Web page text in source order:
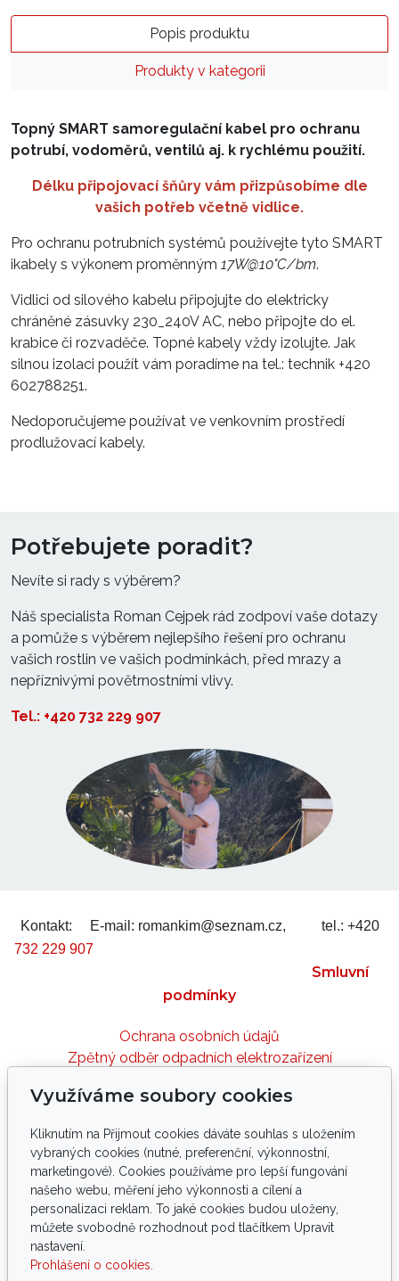
Popis produktu
Produkty v kategorii
Topný SMART samoregulační kabel pro ochranu
potrubí, vodoměrů, ventilů aj. k rychlému použití.
Délku připojovací šňůry vám přizpůsobíme dle
vašich potřeb včetně vidlice.
Pro ochranu potrubních systémů používejte tyto SMART
ikabely s výkonem proměnným 17W@10°C/bm.
Vidlici od silového kabelu připojujte do elektricky
chráněné zásuvky 230_240V AC, nebo připojte do el.
krabice či rozvaděče. Topné kabely vždy izolujte. Jak
silnou izolaci použít vám poradíme na tel.: technik +420
602788251.
Nedoporučujeme používat ve venkovním prostředí
prodlužovací kabely.
Potřebujete poradit?
Nevíte si rady s výběrem?
Náš specialista Roman Cejpek rád zodpoví vaše dotazy
a pomůže s výběrem nejlepšího řešení pro ochranu
vašich rostlin ve vašich podmínkách, před mrazy a
nepříznivými povětrnostními vlivy.
Tel.: +420 732 229 907
Kontakt: E-mail: romankim@seznam.cz, tel.: +420
732 229 907
Smluvní
podmínky
Ochrana osobních údajů
Zpětný odběr odpadních elektrozařízení
Sledujte nás
Tento web byl vyvinut ve spolupráci s
palmology, arboristy, elektro a IT techniky.
Využíváme soubory cookies
Kliknutím na Přijmout cookies dáváte souhlas s uložením
vybraných cookies (nutné, preferenční, výkonnostní,
marketingové). Cookies používáme pro lepší fungování
našeho webu, měření jeho výkonnosti a cílení a
personalizaci reklam. To jaké cookies budou uloženy,
můžete svobodně rozhodnout pod tlačítkem Upravit
nastavení.
Prohlášení o cookies.